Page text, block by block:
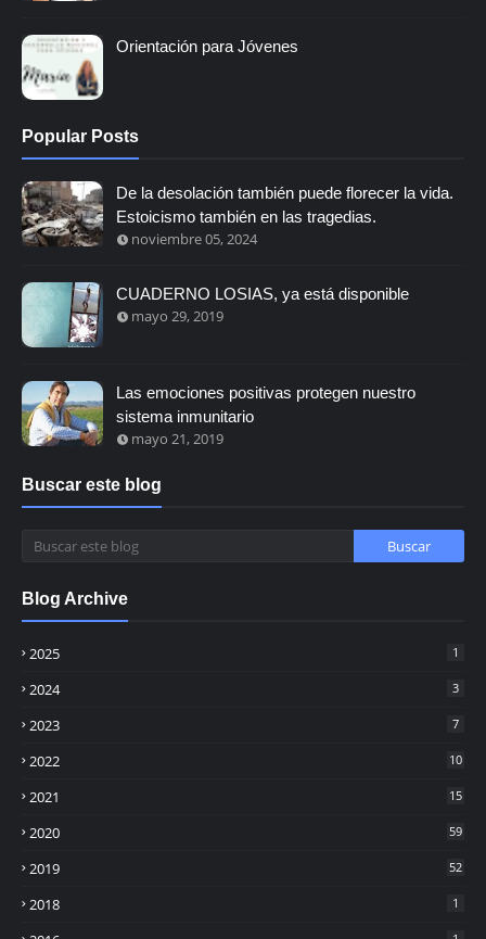
Orientación para Jóvenes
Popular Posts
De la desolación también puede florecer la vida.
Estoicismo también en las tragedias.
noviembre 05, 2024
CUADERNO LOSIAS, ya está disponible
mayo 29, 2019
Las emociones positivas protegen nuestro
sistema inmunitario
mayo 21, 2019
Buscar este blog
Blog Archive
2025 1
2024 3
2023 7
2022 10
2021 15
2020 59
2019 52
2018 1